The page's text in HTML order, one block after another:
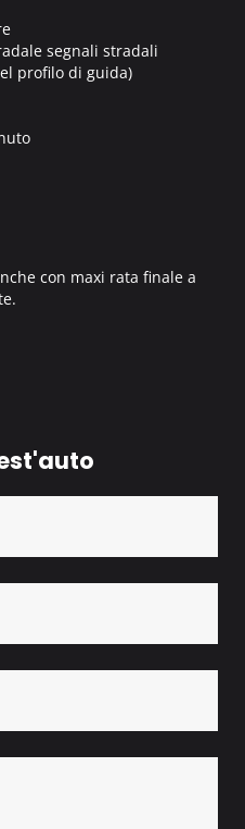
segnali stradali
profilo di guida)
con maxi rata finale a